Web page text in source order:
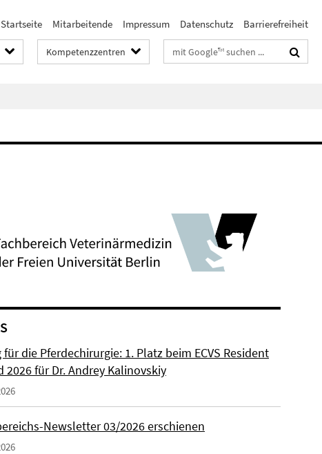
Startseite Mitarbeitende Impressum Datenschutz Barrierefreiheit
Kompetenzzentren Suchbegriffe
für die Pferdechirurgie: 1. Platz beim ECVS Resident
2026 für Dr. Andrey Kalinovskiy
Newsletter 03/2026 erschienen